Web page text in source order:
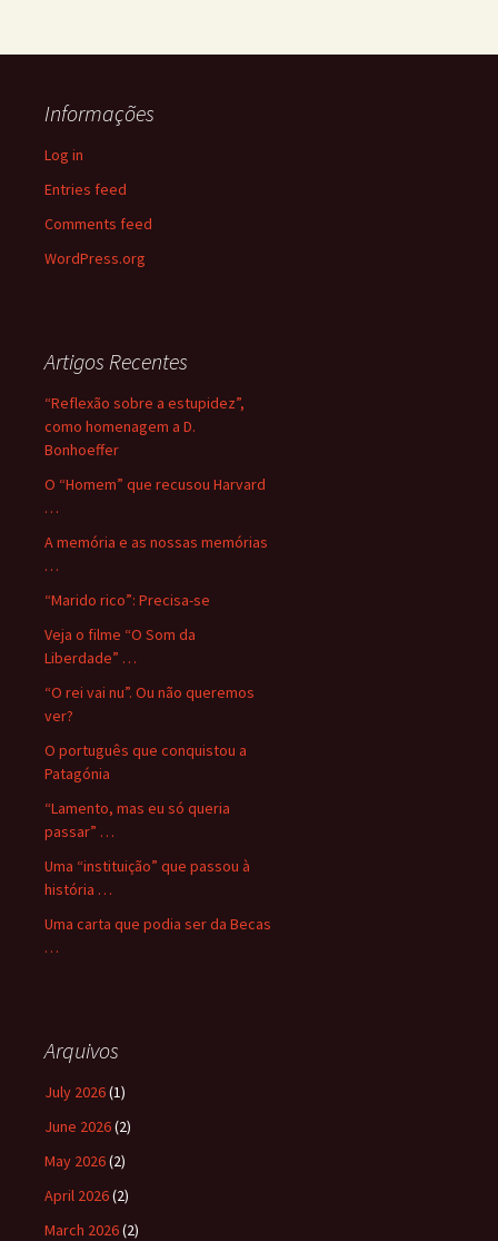
Informações
Log in
Entries feed
Comments feed
WordPress.org
Artigos Recentes
“Reflexão sobre a estupidez”,
como homenagem a D.
Bonhoeffer
O “Homem” que recusou Harvard
…
A memória e as nossas memórias
…
“Marido rico”: Precisa-se
Veja o filme “O Som da
Liberdade” …
“O rei vai nu”. Ou não queremos
ver?
O português que conquistou a
Patagónia
“Lamento, mas eu só queria
passar” …
Uma “instituição” que passou à
história …
Uma carta que podia ser da Becas
…
Arquivos
July 2026(1)
June 2026(2)
May 2026(2)
April 2026(2)
March 2026(2)